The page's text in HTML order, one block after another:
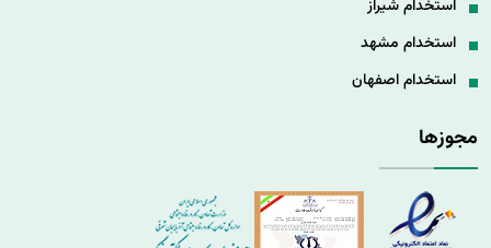
استخدام شیراز
استخدام مشهد
استخدام اصفهان
مجوزها